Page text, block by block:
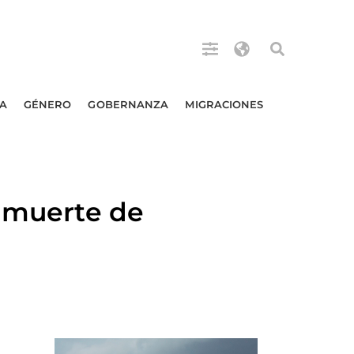
GÉNERO GOBERNANZA MIGRACIONES
de